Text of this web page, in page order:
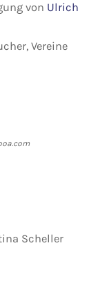
von Ulrich
Vereine
Scheller